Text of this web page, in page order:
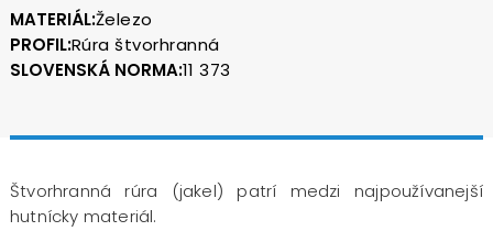
MATERIÁL:Železo
PROFIL:Rúra štvorhranná
SLOVENSKÁ NORMA:11 373
Štvorhranná rúra (jakel) patrí medzi najpoužívanejší
hutnícky materiál.